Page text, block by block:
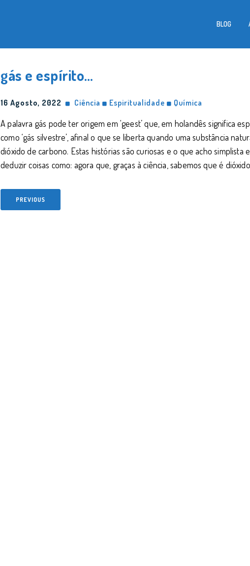
BLOG
gás e espírito…
16 Agosto, 2022 Ciência Espiritualidade Química
A palavra gás pode ter origem em ‘geest’ que, em holandês significa
como ‘gás silvestre’, afinal o que se liberta quando uma substância
dióxido de carbono. Estas histórias são curiosas e o que acho simplista
deduzir coisas como: agora que, graças à ciência, sabemos que é
PREVIOUS